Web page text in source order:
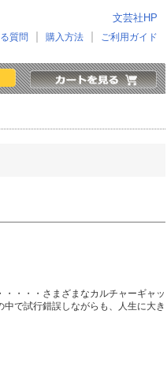
文芸社HP
質問 購入方法 ご利用ガイド
・・・さまざまなカルチャーギャッ
で試行錯誤しながらも、人生に大き